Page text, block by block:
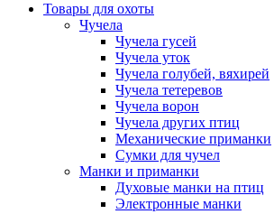
Товары для охоты
Чучела
Чучела гусей
Чучела уток
Чучела голубей, вяхирей
Чучела тетеревов
Чучела ворон
Чучела других птиц
Механические приманки
Сумки для чучел
Манки и приманки
Духовые манки на птиц
Электронные манки